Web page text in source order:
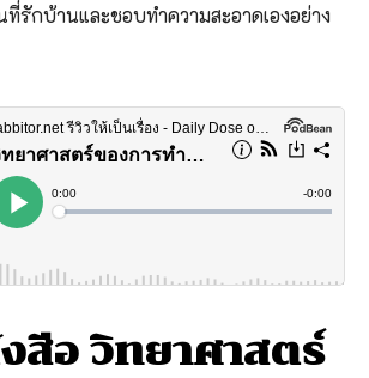
รักบ้านและชอบทำความสะอาดเองอย่าง
สือ วิทยาศาสตร์